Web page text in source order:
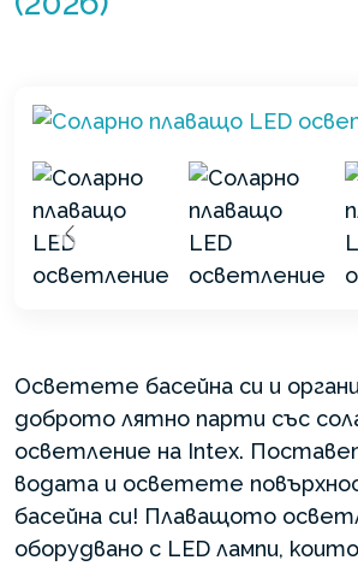
Осветете басейна си и
доброто лятно парти със
осветление на Intex.
водата и осветете
басейна си! Плаващото
оборудвано с LED лампи,